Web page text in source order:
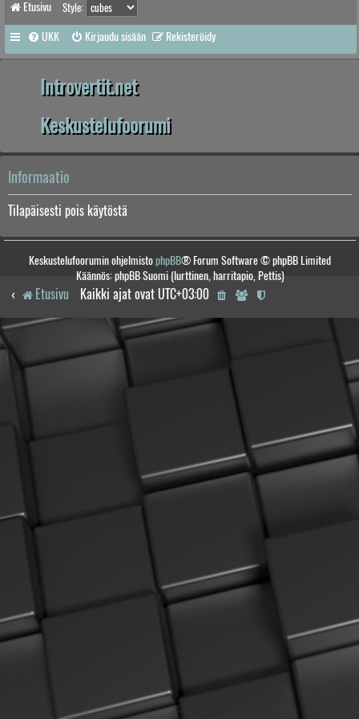
Etusivu Style:
UKK Kirjaudu sisään Rekisteröidy
Introvertit.net
Keskustelufoorumi
Informaatio
Tilapäisesti pois käytöstä
Keskustelufoorumin ohjelmistophpBB® Forum Software © phpBB Limited
Käännös: phpBB Suomi (lurttinen, harritapio, Pettis)
Etusivu Kaikki ajat ovat UTC+03:00